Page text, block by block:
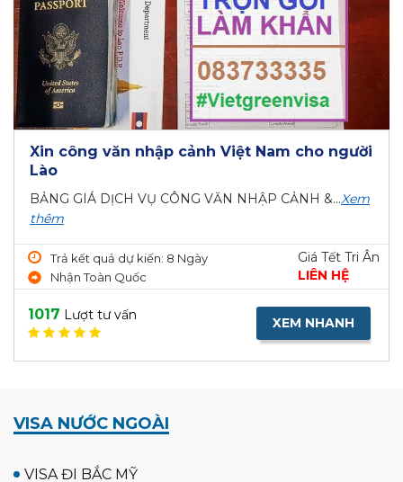
Xin công văn nhập cảnh Việt Nam cho người
Lào
BẢNG GIÁ DỊCH VỤ CÔNG VĂN NHẬP CẢNH &...Xem
thêm
Trả kết quả dự kiến: 8 Ngày
Nhận Toàn Quốc
Giá Tết Tri Ân
LIÊN HỆ
1017 Lượt tư vấn XEM NHANH
VISA NƯỚC NGOÀI
VISA ĐI BẮC MỸ